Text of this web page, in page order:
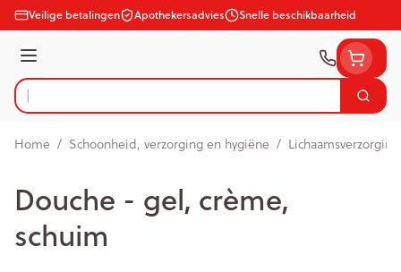
Ga naar de inhoud
Veilige betalingen Apothekersadvies Snelle beschikbaarheid
Menu
Product, merk, categorie...
Zoek
Home / Schoonheid, verzorging en hygiëne / Lichaamsverzorging
Douche - gel, crème,
schuim